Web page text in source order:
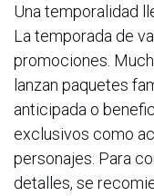
Una temporalidad
La temporada de
promociones.
lanzan paquetes
anticipada o
exclusivos como
personajes. Para
detalles, se